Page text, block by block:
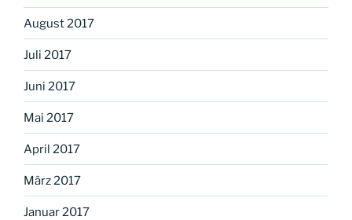
August 2017
Juli 2017
Juni 2017
Mai 2017
April 2017
März 2017
Januar 2017